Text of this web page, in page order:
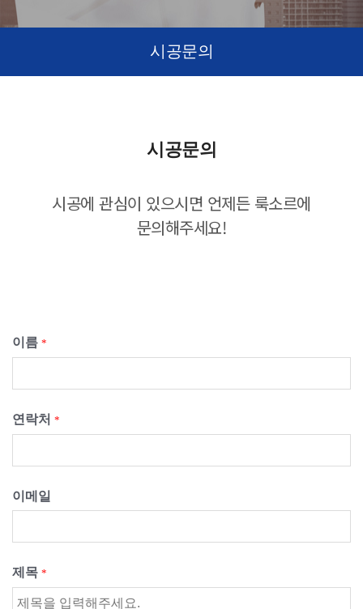
시공문의
시공문의
시공에 관심이 있으시면 언제든 룩소르에
문의해주세요!